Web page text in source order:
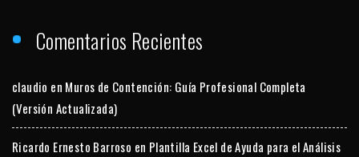
Comentarios Recientes
claudio en Muros de Contención: Guía Profesional Completa
(Versión Actualizada)
Ricardo Ernesto Barroso en Plantilla Excel de Ayuda para el Análisis